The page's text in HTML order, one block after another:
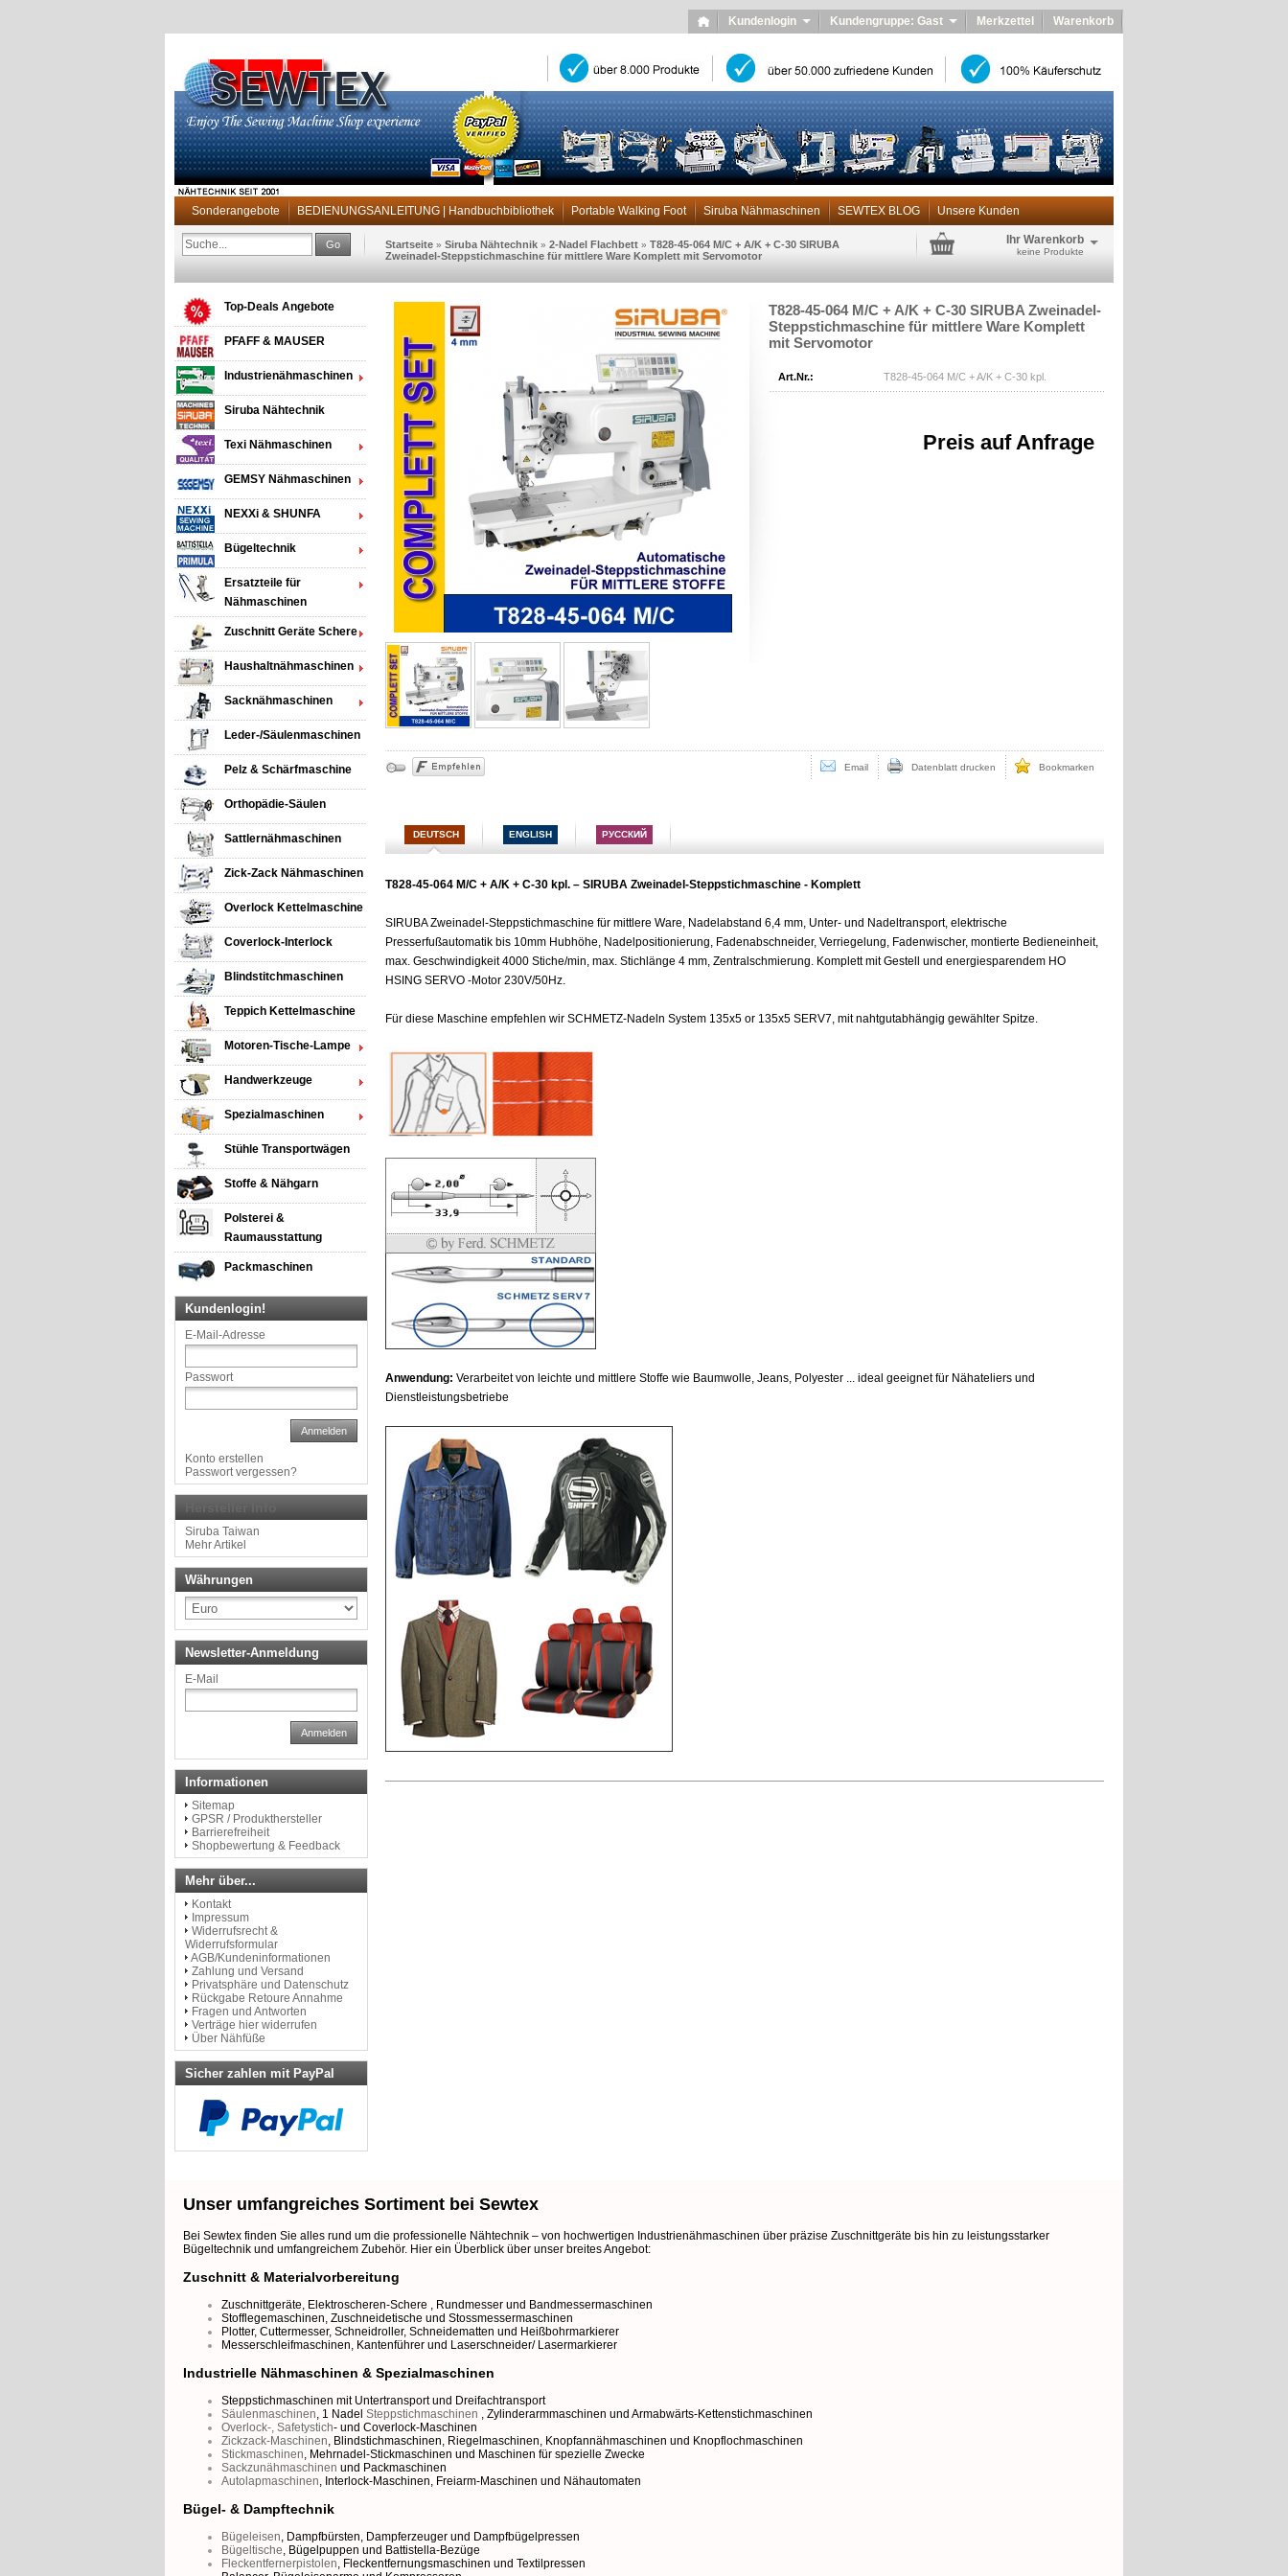
Kundenlogin Kundengruppe: Gast Merkzettel Warenkorb
Sonderangebote BEDIENUNGSANLEITUNG | Handbuchbibliothek Portable Walking Foot Siruba Nähmaschinen SEWTEX BLOG Unsere Kunden
Go Startseite » Siruba Nähtechnik » 2-Nadel Flachbett » T828-45-064 M/C + A/K + C-30 SIRUBA
Zweinadel-Steppstichmaschine für mittlere Ware Komplett mit Servomotor
Ihr Warenkorb
keine Produkte
T828-45-064 M/C + A/K + C-30 SIRUBA Zweinadel-
Steppstichmaschine für mittlere Ware Komplett
mit Servomotor
Art.Nr.: T828-45-064 M/C + A/K + C-30 kpl.
Preis auf Anfrage
Bookmarken
Datenblatt drucken
Email
DEUTSCH ENGLISH РУССКИЙ
T828-45-064 M/C + A/K + C-30 kpl. – SIRUBA Zweinadel-Steppstichmaschine - Komplett
SIRUBA Zweinadel-Steppstichmaschine für mittlere Ware, Nadelabstand 6,4 mm, Unter- und Nadeltransport, elektrische
Presserfußautomatik bis 10mm Hubhöhe, Nadelpositionierung, Fadenabschneider, Verriegelung, Fadenwischer, montierte Bedieneinheit,
max. Geschwindigkeit 4000 Stiche/min, max. Stichlänge 4 mm, Zentralschmierung. Komplett mit Gestell und energiesparendem HO
HSING SERVO -Motor 230V/50Hz.
Für diese Maschine empfehlen wir SCHMETZ-Nadeln System 135x5 or 135x5 SERV7, mit nahtgutabhängig gewählter Spitze.
Anwendung: Verarbeitet von leichte und mittlere Stoffe wie Baumwolle, Jeans, Polyester ... ideal geeignet für Nähateliers und
Dienstleistungsbetriebe
Top-Deals Angebote
PFAFF & MAUSER
Industrienähmaschinen
Siruba Nähtechnik
Texi Nähmaschinen
GEMSY Nähmaschinen
NEXXi & SHUNFA
Bügeltechnik
Ersatzteile für
Nähmaschinen
Zuschnitt Geräte Schere
Haushaltnähmaschinen
Sacknähmaschinen
Leder-/Säulenmaschinen
Pelz & Schärfmaschine
Orthopädie-Säulen
Sattlernähmaschinen
Zick-Zack Nähmaschinen
Overlock Kettelmaschine
Coverlock-Interlock
Blindstitchmaschinen
Teppich Kettelmaschine
Motoren-Tische-Lampe
Handwerkzeuge
Spezialmaschinen
Stühle Transportwägen
Stoffe & Nähgarn
Polsterei &
Raumausstattung
Packmaschinen
Kundenlogin!
E-Mail-Adresse
Passwort
Anmelden
Konto erstellen
Passwort vergessen?
Siruba Taiwan
Mehr Artikel
Währungen
Newsletter-Anmeldung
E-Mail
Anmelden
Informationen
Sitemap
GPSR / Produkthersteller
Barrierefreiheit
Shopbewertung & Feedback
Mehr über...
Kontakt
Impressum
Widerrufsrecht &
Widerrufsformular
AGB/Kundeninformationen
Zahlung und Versand
Privatsphäre und Datenschutz
Rückgabe Retoure Annahme
Fragen und Antworten
Verträge hier widerrufen
Über Nähfüße
Sicher zahlen mit PayPal
Unser umfangreiches Sortiment bei Sewtex
Bei Sewtex finden Sie alles rund um die professionelle Nähtechnik – von hochwertigen Industrienähmaschinen über präzise Zuschnittgeräte bis hin zu leistungsstarker
Bügeltechnik und umfangreichem Zubehör. Hier ein Überblick über unser breites Angebot:
Zuschnitt & Materialvorbereitung
Zuschnittgeräte, Elektroscheren-Schere ,Rundmesserund Bandmessermaschinen
Stofflegemaschinen, Zuschneidetische und Stossmessermaschinen
Plotter, Cuttermesser, Schneidroller, Schneidematten und Heißbohrmarkierer
Messerschleifmaschinen, Kantenführer und Laserschneider/ Lasermarkierer
Industrielle Nähmaschinen & Spezialmaschinen
Steppstichmaschinen mit Untertransport und Dreifachtransport
Säulenmaschinen, 1 Nadel Steppstichmaschinen , Zylinderarmmaschinen und Armabwärts-Kettenstichmaschinen
Overlock-, Safetystich- und Coverlock-Maschinen
Zickzack-Maschinen, Blindstichmaschinen, Riegelmaschinen, Knopfannähmaschinen und Knopflochmaschinen
Stickmaschinen, Mehrnadel-Stickmaschinen und Maschinen für spezielle Zwecke
Sackzunähmaschinen und Packmaschinen
Autolapmaschinen, Interlock-Maschinen, Freiarm-Maschinen und Nähautomaten
Bügel- & Dampftechnik
Bügeleisen, Dampfbürsten, Dampferzeuger und Dampfbügelpressen
Bügeltische, Bügelpuppen und Battistella-Bezüge
Fleckentfernerpistolen, Fleckentfernungsmaschinen und Textilpressen